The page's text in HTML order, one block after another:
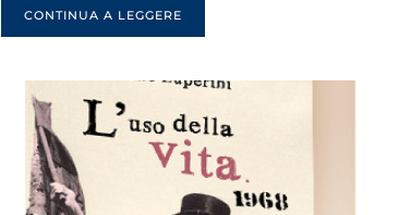
CONTINUA A LEGGERE